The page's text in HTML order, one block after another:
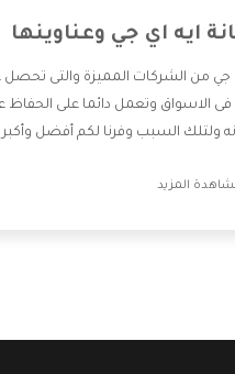
ايه اي جي وعناوينها
جي من الشركات المميزة والتى تحصل
فى الاسواق وتعمل دائما على الحفاظ
ولتلك السبب وفرنا لكم أفضل وأكبر
القيام بتصليح جميع المنتجات دون
المزيد